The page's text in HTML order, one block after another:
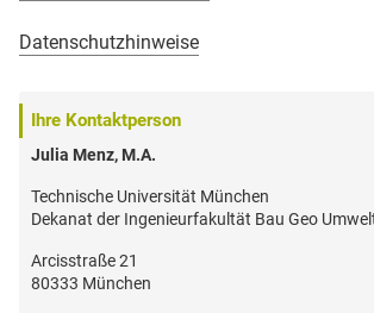
Datenschutzhinweise
Ihre Kontaktperson
Julia Menz, M.A.
Technische Universität München
Dekanat der Ingenieurfakultät Bau Geo
Arcisstraße 21
80333 München